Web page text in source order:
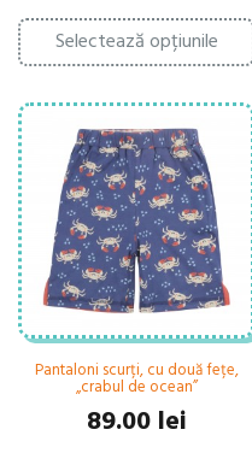
Selectează opțiunile
Pantaloni scurți, cu două fețe,
„crabul de ocean”
89.00 lei